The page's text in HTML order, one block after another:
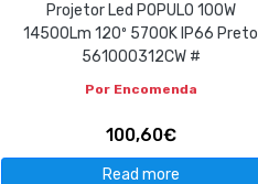
Projetor Led POPULO 100W
14500Lm 120º 5700K IP66 Preto
561000312CW #
Por Encomenda
100,60€
Read more